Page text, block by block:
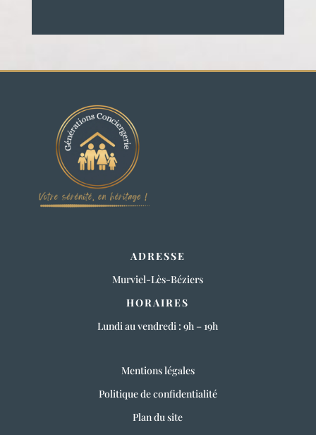
ADRESSE
Murviel-Lès-Béziers
HORAIRES
Lundi au vendredi : 9h – 19h
Mentions légales
Politique de confidentialité
Plan du site